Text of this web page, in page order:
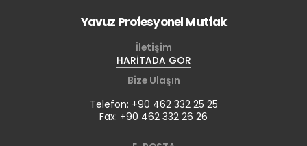
Yavuz Profesyonel Mutfak
İletişim
HARİTADA GÖR
Bize Ulaşın
Telefon: +90 462 332 25 25
Fax: +90 462 332 26 26